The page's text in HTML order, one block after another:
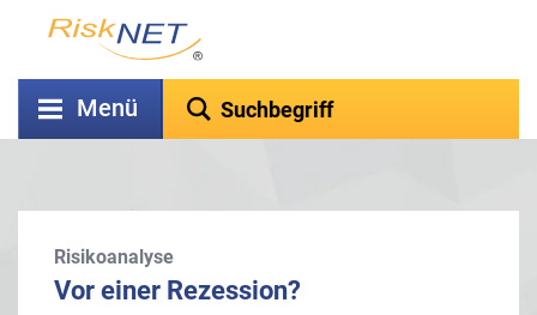
Menü
Risikoanalyse
Vor einer Rezession?